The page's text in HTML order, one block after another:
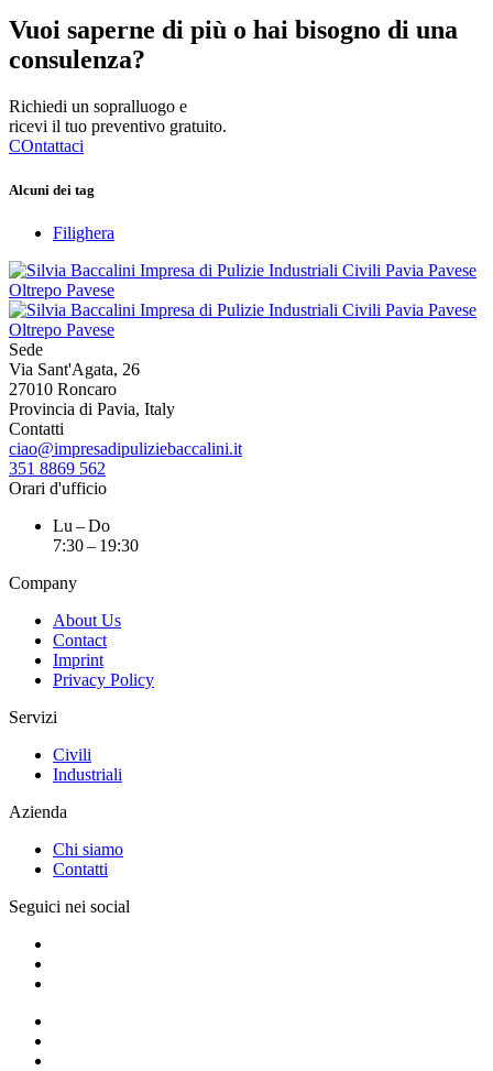
Vuoi saperne di più o hai bisogno di una
consulenza?
Richiedi un sopralluogo e
ricevi il tuo preventivo gratuito.
COntattaci
Alcuni dei tag
Filighera
Sede
Via Sant'Agata, 26
27010 Roncaro
Provincia di Pavia, Italy
Contatti
ciao@impresadipuliziebaccalini.it
351 8869 562
Orari d'ufficio
Lu – Do
7:30 – 19:30
Company
About Us
Contact
Imprint
Privacy Policy
Servizi
Civili
Industriali
Azienda
Chi siamo
Contatti
Seguici nei social